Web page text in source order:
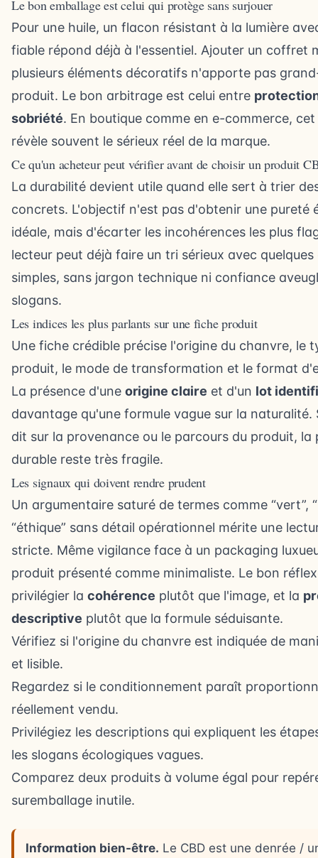
Le bon emballage est celui qui protège sans surjouer
Pour une huile, un flacon résistant à la lumière
fiable répond déjà à l'essentiel. Ajouter un coffret
plusieurs éléments décoratifs n'apporte pas
produit. Le bon arbitrage est celui entre
sobriété. En boutique comme en e-commerce,
révèle souvent le sérieux réel de la marque.
Ce qu'un acheteur peut vérifier avant de choisir un produit
La durabilité devient utile quand elle sert à trier
concrets. L'objectif n'est pas d'obtenir une pureté
idéale, mais d'écarter les incohérences les plus
lecteur peut déjà faire un tri sérieux avec quelques
simples, sans jargon technique ni confiance
slogans.
Les indices les plus parlants sur une fiche produit
Une fiche crédible précise l'origine du chanvre, le
produit, le mode de transformation et le format
La présence d'une origine claire et d'un lot
davantage qu'une formule vague sur la naturalité.
dit sur la provenance ou le parcours du produit, la
durable reste très fragile.
Les signaux qui doivent rendre prudent
Un argumentaire saturé de termes comme “vert”,
“éthique” sans détail opérationnel mérite une
stricte. Même vigilance face à un packaging
produit présenté comme minimaliste. Le bon
privilégier la cohérence plutôt que l'image, et la
descriptive plutôt que la formule séduisante.
Vérifiez si l'origine du chanvre est indiquée de
et lisible.
Regardez si le conditionnement paraît
réellement vendu.
Privilégiez les descriptions qui expliquent les
les slogans écologiques vagues.
Comparez deux produits à volume égal pour
suremballage inutile.
Information bien-être. Le CBD est une denrée /